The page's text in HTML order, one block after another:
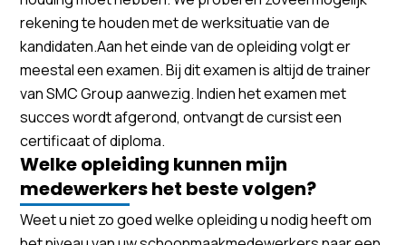
rekening te houden met de werksituatie van de
kandidaten.Aan het einde van de opleiding volgt er
meestal een examen. Bij dit examen is altijd de trainer
van SMC Group aanwezig. Indien het examen met
succes wordt afgerond, ontvangt de cursist een
certificaat of diploma.
Welke opleiding kunnen mijn
medewerkers het beste volgen?
Weet u niet zo goed welke opleiding u nodig heeft om